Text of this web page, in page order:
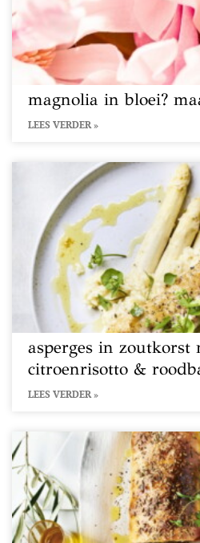
magnolia in bloei?
LEES VERDER »
asperges in zoutkorst
citroenrisotto &
LEES VERDER »